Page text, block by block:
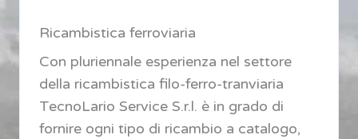
Ricambistica ferroviaria
Con pluriennale esperienza nel settore
della ricambistica filo-ferro-tranviaria
TecnoLario Service S.r.l. è in grado di
fornire ogni tipo di ricambio a catalogo,